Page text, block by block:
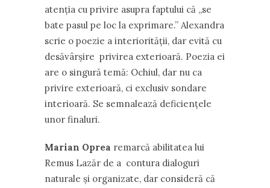
atenţia cu privire asupra faptului că „se
bate pasul pe loc la exprimare.” Alexandra
scrie o poezie a interiorităţii, dar evită cu
desăvârşire privirea exterioară. Poezia ei
are o singură temă: Ochiul, dar nu ca
privire exterioară, ci exclusiv sondare
interioară. Se semnalează deficienţele
unor finaluri.
Marian Oprea remarcă abilitatea lui
Remus Lazăr de a contura dialoguri
naturale şi organizate, dar consideră că